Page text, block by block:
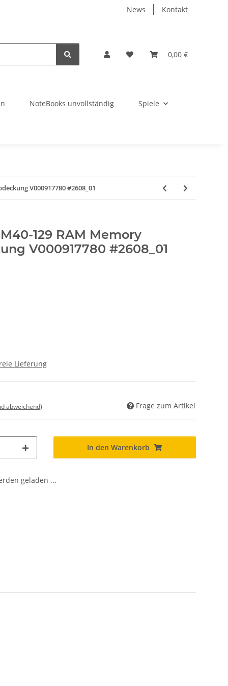
News Kontakt
0,00 €
NoteBooks unvollständig Spiele
V000917780 #2608_01
129 RAM Memory
V000917780 #2608_01
Lieferung
abweichend) Frage zum Artikel
In den Warenkorb
geladen ...